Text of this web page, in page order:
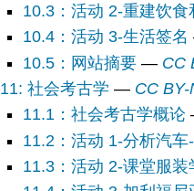
10.3：活动 2-重建饮
10.4：活动 3-生活签名
10.5：网站摘要— CC
11: 社会考古学 — CC
11.1：社会考古学概论
11.2：活动 1-分析汽车